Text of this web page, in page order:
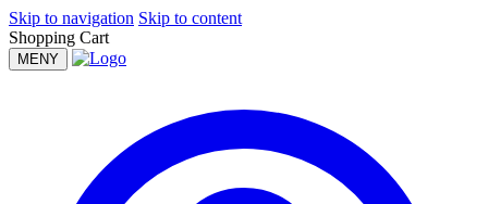
Skip to navigation Skip to content
Shopping Cart
MENY